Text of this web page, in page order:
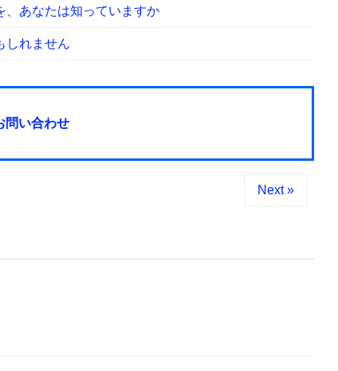
、あなたは知っていますか
しれません
問い合わせ
Next »